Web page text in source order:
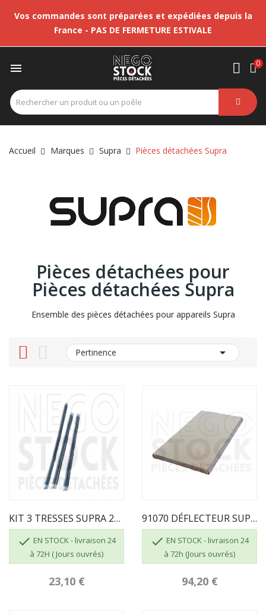
Vos commandes sont préparées et expédiées depuis la
France - PAS DE FERMETURE ESTIVALE
 0
Accueil Marques Supra Pièces détachées Supra
Pièces détachées pour
Pièces détachées Supra
Ensemble des pièces détachées pour appareils Supra
Pertinence 
KIT 3 TRESSES SUPRA 2X16973 LG415 + 1X16974 LG500
 EN STOCK - livraison 24
à 72H ( Jours ouvrés)
23,10 €
91070 DÉFLECTEUR SUPRA INOX 17340 + VERMICULITE...
 EN STOCK - livraison 24
à 72h (Jours ouvrés)
94,20 €